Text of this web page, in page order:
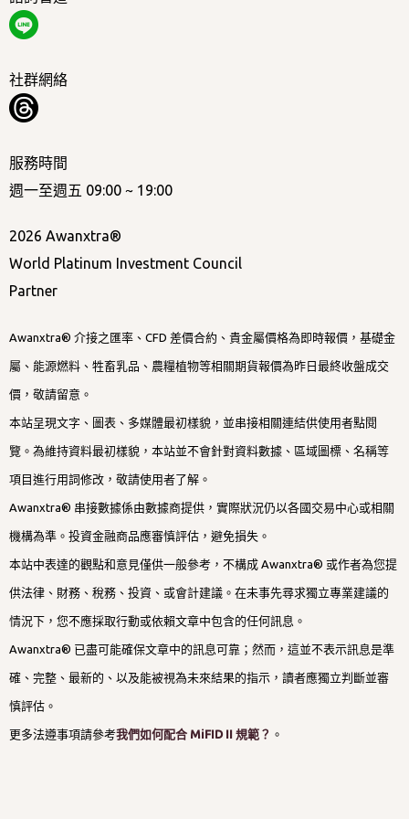
社群網絡
服務時間
週一至週五 09:00 ~ 19:00
2026 Awanxtra®
World Platinum Investment Council
Partner
Awanxtra® 介接之匯率、CFD 差價合約、貴金屬價格為即時報價，基礎金
屬、能源燃料、牲畜乳品、農糧植物等相關期貨報價為昨日最終收盤成交
價，敬請留意。
本站呈現文字、圖表、多媒體最初樣貌，並串接相關連結供使用者點閱
覽。為維持資料最初樣貌，本站並不會針對資料數據、區域圖標、名稱等
項目進行用詞修改，敬請使用者了解。
Awanxtra® 串接數據係由數據商提供，實際狀況仍以各國交易中心或相關
機構為準。投資金融商品應審慎評估，避免損失。
本站中表達的觀點和意見僅供一般參考，不構成 Awanxtra® 或作者為您提
供法律、財務、稅務、投資、或會計建議。在未事先尋求獨立專業建議的
情況下，您不應採取行動或依賴文章中包含的任何訊息。
Awanxtra® 已盡可能確保文章中的訊息可靠；然而，這並不表示訊息是準
確、完整、最新的、以及能被視為未來結果的指示，讀者應獨立判斷並審
慎評估。
更多法遵事項請參考我們如何配合 MiFID II 規範？ 。